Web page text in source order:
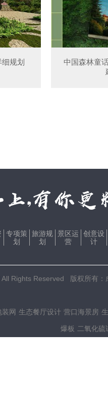
规划
中国森林童
专项策
划
旅游规
划
景区运
营
创意设
计
All Rights Reserved 版权所有
网 生态餐厅设计 营口海景房
爆板 二氧化硫